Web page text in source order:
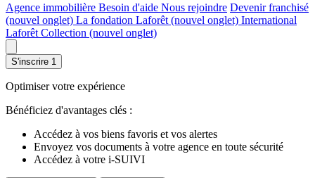
Agence immobilière Besoin d'aide Nous rejoindre Devenir franchisé
(nouvel onglet) La fondation Laforêt (nouvel onglet) International
Laforêt Collection (nouvel onglet)
S'inscrire 1
Optimiser votre expérience
Bénéficiez d'avantages clés :
Accédez à vos biens favoris et vos alertes
Envoyez vos documents à votre agence en toute sécurité
Accédez à votre i-SUIVI